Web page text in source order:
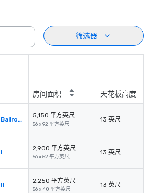
筛选器
房间面积 天花板高度
River Ridge Ballroom
5,150 平方英尺
56 x 92 平方英尺
13 英尺
2,900 平方英尺
56 x 52 平方英尺
13 英尺
2,250 平方英尺
56 x 40 平方英尺
13 英尺